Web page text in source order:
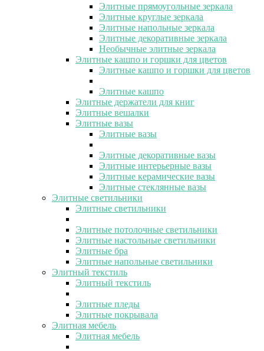
Элитные прямоугольные зеркала
Элитные круглые зеркала
Элитные напольные зеркала
Элитные декоративные зеркала
Необычные элитные зеркала
Элитные кашпо и горшки для цветов
Элитные кашпо и горшки для цветов
Элитные кашпо
Элитные держатели для книг
Элитные вешалки
Элитные вазы
Элитные вазы
Элитные декоративные вазы
Элитные интерьерные вазы
Элитные керамические вазы
Элитные стеклянные вазы
Элитные светильники
Элитные светильники
Элитные потолочные светильники
Элитные настольные светильники
Элитные бра
Элитные напольные светильники
Элитный текстиль
Элитный текстиль
Элитные пледы
Элитные покрывала
Элитная мебель
Элитная мебель